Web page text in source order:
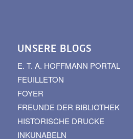
UNSERE BLOGS
E. T. A. HOFFMANN PORTAL
FEUILLETON
FOYER
FREUNDE DER BIBLIOTHEK
HISTORISCHE DRUCKE
INKUNABELN